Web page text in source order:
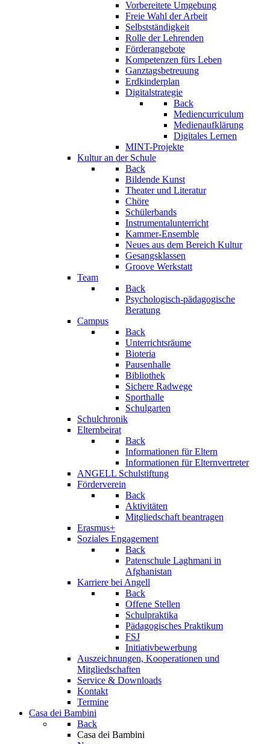
Vorbereitete Umgebung
Freie Wahl der Arbeit
Selbstständigkeit
Rolle der Lehrenden
Förderangebote
Kompetenzen fürs Leben
Ganztagsbetreuung
Erdkinderplan
Digitalstrategie
Back
Mediencurriculum
Medienaufklärung
Digitales Lernen
MINT-Projekte
Kultur an der Schule
Back
Bildende Kunst
Theater und Literatur
Chöre
Schülerbands
Instrumentalunterricht
Kammer-Ensemble
Neues aus dem Bereich Kultur
Gesangsklassen
Groove Werkstatt
Team
Back
Psychologisch-pädagogische
Beratung
Campus
Back
Unterrichtsräume
Bioteria
Pausenhalle
Bibliothek
Sichere Radwege
Sporthalle
Schulgarten
Schulchronik
Elternbeirat
Back
Informationen für Eltern
Informationen für Elternvertreter
ANGELL Schulstiftung
Förderverein
Back
Aktivitäten
Mitgliedschaft beantragen
Erasmus+
Soziales Engagement
Back
Patenschule Laghmani in
Afghanistan
Karriere bei Angell
Back
Offene Stellen
Schulpraktika
Pädagogisches Praktikum
FSJ
Initiativbewerbung
Auszeichnungen, Kooperationen und
Mitgliedschaften
Service & Downloads
Kontakt
Termine
Casa dei Bambini
Back
Casa dei Bambini